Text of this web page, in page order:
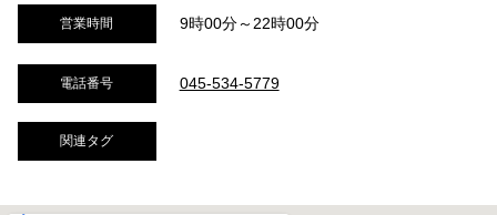
営業時間 9時00分～22時00分
電話番号 045-534-5779
関連タグ